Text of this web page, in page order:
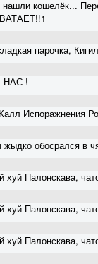
нашли кошелёк...
парочка,
НАС !
Испоражнения
обосрался в
хуй Палонскава,
хуй Палонскава,
хуй Палонскава,